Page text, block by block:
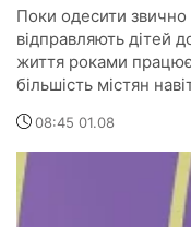
Поки одесити
відправляють дітей
життя роками працює
більшість містян
08:45 01.08